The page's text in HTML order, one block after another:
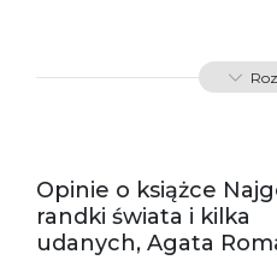
Opinie o książce
randki świata i kilka
udanych, Agata